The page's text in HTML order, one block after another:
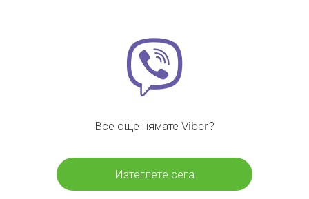
Все още нямате Viber?
Изтеглете сега